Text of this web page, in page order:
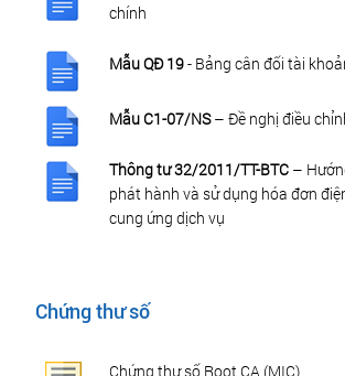
chính
Mẫu QĐ 19- Bảng cân đối tài
Mẫu C1-07/NS– Đề nghị điều
Thông tư 32/2011/TT-BTC –
phát hành và sử dụng hóa đơn
cung ứng dịch vụ
Chứng thư số
Chứng thư số Root CA (MIC)